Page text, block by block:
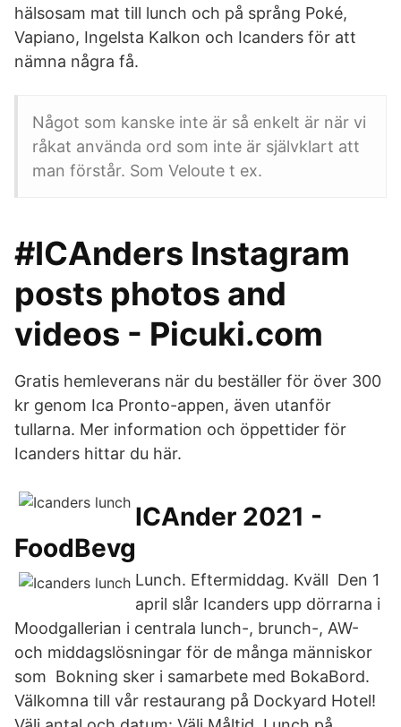
hälsosam mat till lunch och på språng Poké,
Vapiano, Ingelsta Kalkon och Icanders för att
nämna några få.
Något som kanske inte är så enkelt är när vi
råkat använda ord som inte är självklart att
man förstår. Som Veloute t ex.
#ICAnders Instagram
posts photos and
videos - Picuki.com
Gratis hemleverans när du beställer för över 300
kr genom Ica Pronto-appen, även utanför
tullarna. Mer information och öppettider för
Icanders hittar du här.
ICAnder 2021 -
FoodBevg
Lunch. Eftermiddag. Kväll Den 1
april slår Icanders upp dörrarna i
Moodgallerian i centrala lunch-, brunch-, AW-
och middagslösningar för de många människor
som Bokning sker i samarbete med BokaBord.
Välkomna till vår restaurang på Dockyard Hotel!